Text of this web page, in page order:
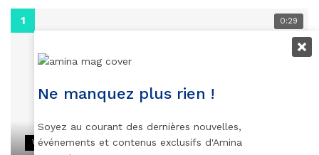
0:29
VIDEOS
Ne manquez plus rien !
Soyez au courant des dernières nouvelles,
événements et contenus exclusifs d'Amina